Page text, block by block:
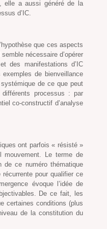
elle a aussi généré de la
d’IC.
que ces aspects
nécessaire d’opérer
des manifestations d’IC
de bienveillance
de ce que peut
différents processus : par
co-constructif d’analyse
ont parfois « résisté »
Le terme de
de ce numéro thématique
pour qualifier ce
évoque l’idée de
De ce fait, les
certaines conditions (plus
de la constitution du